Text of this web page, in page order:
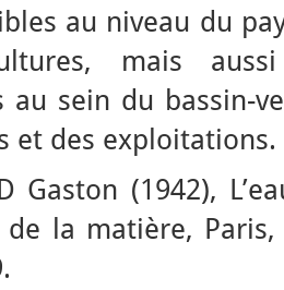
au niveau du
mais
au sein du bassin-
et des exploitations.
Gaston (1942),
de la matière,